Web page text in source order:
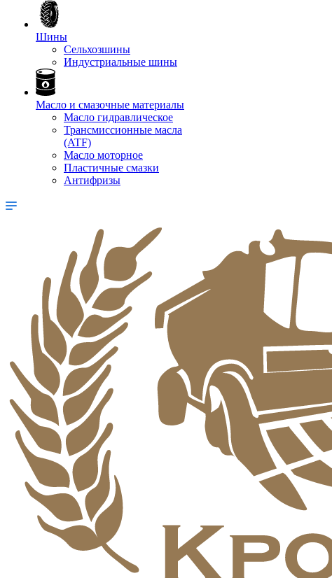
Шины
Сельхозшины
Индустриальные шины
Масло и смазочные материалы
Масло гидравлическое
Трансмиссионные масла
(ATF)
Масло моторное
Пластичные смазки
Антифризы